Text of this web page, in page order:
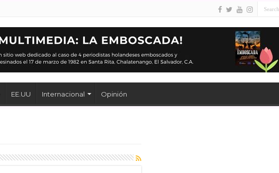
EE.UU Internacional Opinión